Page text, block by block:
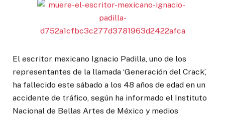
El escritor mexicano Ignacio Padilla, uno de los
representantes de la llamada ‘Generación del Crack’,
ha fallecido este sábado a los 48 años de edad en un
accidente de tráfico, según ha informado el Instituto
Nacional de Bellas Artes de México y medios